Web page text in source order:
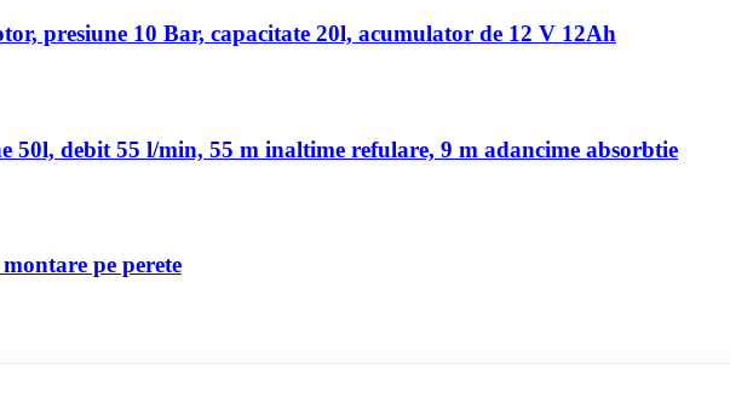
presiune 10 Bar, capacitate 20l, acumulator de 12 V 12Ah
50l, debit 55 l/min, 55 m inaltime refulare, 9 m adancime absorbtie
pe perete